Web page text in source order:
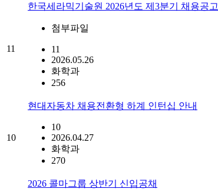
11
한국세라믹기술원 2026년도 제3분기 채용공고
첨부파일
11
2026.05.26
화학과
256
10
현대자동차 채용전환형 하계 인턴십 안내
10
2026.04.27
화학과
270
2026 콜마그룹 상반기 신입공채